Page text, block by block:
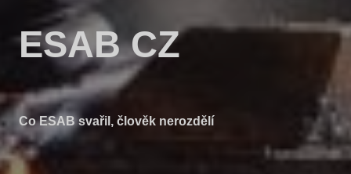
ESAB CZ
Co ESAB svařil, člověk nerozdělí